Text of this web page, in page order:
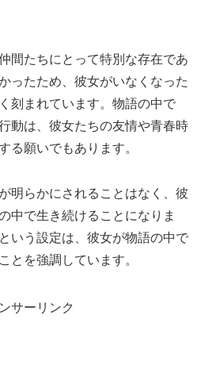
間たちにとって特別な存在であ
ったため、彼女がいなくなった
刻まれています。物語の中で
動は、彼女たちの友情や青春時
る願いでもあります。
明らかにされることはなく、彼
中で生き続けることになりま
いう設定は、彼女が物語の中で
とを強調しています。
サーリンク